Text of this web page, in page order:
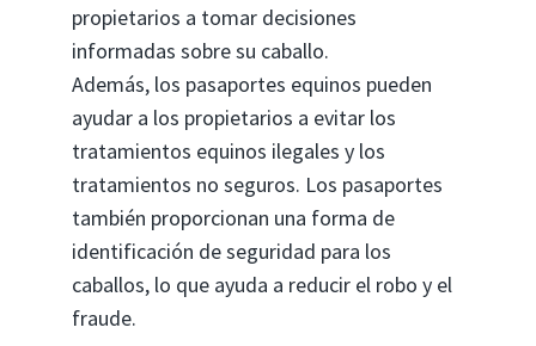
propietarios a tomar decisiones
informadas sobre su caballo.
Además, los pasaportes equinos pueden
ayudar a los propietarios a evitar los
tratamientos equinos ilegales y los
tratamientos no seguros. Los pasaportes
también proporcionan una forma de
identificación de seguridad para los
caballos, lo que ayuda a reducir el robo y el
fraude.